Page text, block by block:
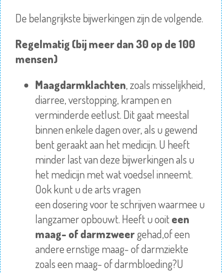
De belangrijkste bijwerkingen zijn de volgende.
Regelmatig (bij meer dan 30 op de 100
mensen)
Maagdarmklachten, zoals misselijkheid,
diarree,verstopping, krampen en
verminderde eetlust. Dit gaat meestal
binnen enkele dagen over, als u gewend
bent geraakt aan het medicijn. U heeft
minder last van deze bijwerkingen als u
het medicijn met wat voedsel inneemt.
Ook kunt u de arts vragen
eendoseringvoor te schrijven waarmee u
langzamer opbouwt. Heeft u ooiteen
maag- of darmzweergehad,of een
andere ernstige maag- of darmziekte
zoals een maag- of darmbloeding?U